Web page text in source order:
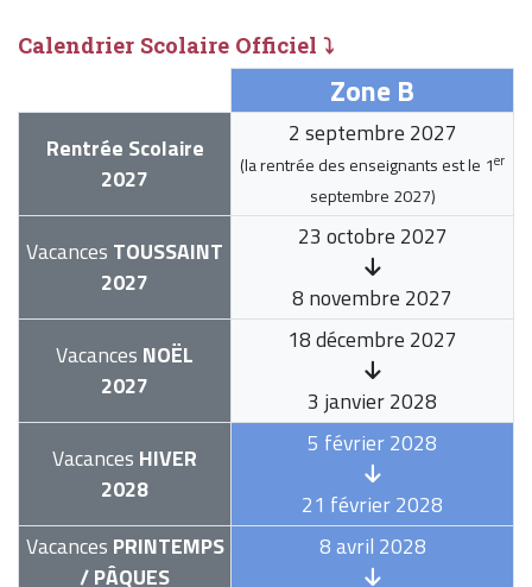
Calendrier Scolaire Officiel ⤵
Zone B
Rentrée Scolaire
2027
2 septembre 2027
(la rentrée des enseignants est le 1er
septembre 2027)
Vacances TOUSSAINT
2027
23 octobre 2027
8 novembre 2027
Vacances NOËL
2027
18 décembre 2027
3 janvier 2028
Vacances HIVER
2028
5 février 2028
21 février 2028
Vacances PRINTEMPS
/ PÂQUES
8 avril 2028